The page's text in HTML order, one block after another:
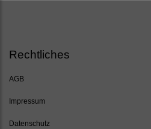
Rechtliches
AGB
Impressum
Datenschutz